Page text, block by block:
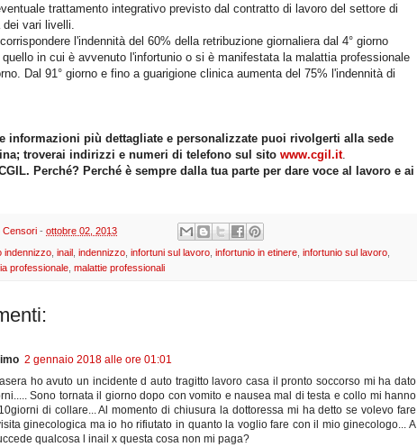
trattamento integrativo previsto dal contratto di lavoro del settore di
vari livelli.
corrispondere l'indennità del 60% della retribuzione giornaliera dal 4° giorno
in cui è avvenuto l'infortunio o si è manifestata la malattia professionale
Dal 91° giorno e fino a guarigione clinica aumenta del 75% l'indennità di
informazioni più dettagliate e personalizzate puoi rivolgerti alla sede
troverai indirizzi e numeri di telefono sul sito www.cgil.it.
Perché? Perché è sempre dalla tua parte per dare voce al lavoro e ai
Censori - ottobre 02, 2013
indennizzo inail indennizzo infortuni sul lavoro infortunio in etinere infortunio sul lavoro
professionale malattie professionali
2 gennaio 2018 alle ore 01:01
ho avuto un incidente d auto tragitto lavoro casa il pronto soccorso mi ha dato
Sono tornata il giorno dopo con vomito e nausea mal di testa e collo mi hanno
di collare... Al momento di chiusura la dottoressa mi ha detto se volevo fare
ginecologica ma io ho rifiutato in quanto la voglio fare con il mio ginecologo... A
qualcosa l inail x questa cosa non mi paga?